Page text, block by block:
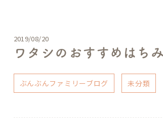
2019/08/20
ワタシのおすすめはち
ぶんぶんファミリーブログ 未分類